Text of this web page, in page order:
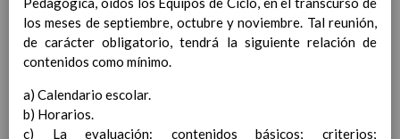
curriculares, asÃ­ como el tratamiento transversal
en las Ã¡reas de la educaciÃ³n en valores y otras
enseÃ±anzas
EducaciÃ³n Infantil (Segundo Ciclo)
noviembre 2019
Ãreas Curriculares
los meses de septiembre, octubre y noviembre. Tal reunión,
de carácter obligatorio, tendrá la siguiente relación de
contenidos como mínimo.
a) Calendario escolar.
b) Horarios.
c) La evaluación: contenidos básicos; criterios;